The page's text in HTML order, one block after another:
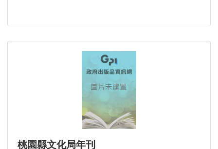
桃園縣文化局年刊